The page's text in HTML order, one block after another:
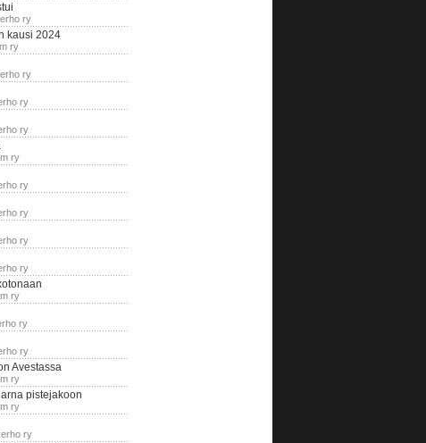
ry
kausi 2024
ry
ry
ry
ry
ry
ry
ry
ry
ry
ry
ry
ry
Avestassa
ry
pistejakoon
ry
ry